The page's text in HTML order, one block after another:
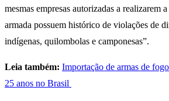
mesmas empresas autorizadas a realizarem
armada possuem histórico de violações de
indígenas, quilombolas e camponesas”.
Leia também: Importação de armas de
25 anos no Brasil